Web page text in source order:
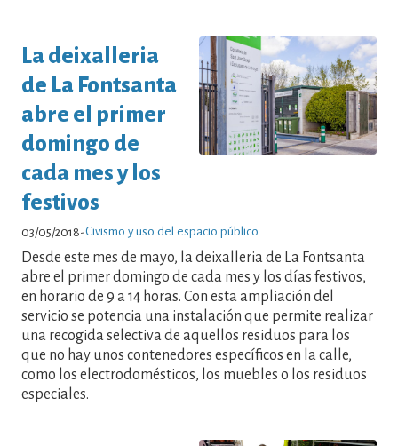
La deixalleria
de La Fontsanta
abre el primer
domingo de
cada mes y los
festivos
03/05/2018-Civismo y uso del espacio público
Desde este mes de mayo, la deixalleria de La Fontsanta
abre el primer domingo de cada mes y los días festivos,
en horario de 9 a 14 horas. Con esta ampliación del
servicio se potencia una instalación que permite realizar
una recogida selectiva de aquellos residuos para los
que no hay unos contenedores específicos en la calle,
como los electrodomésticos, los muebles o los residuos
especiales.